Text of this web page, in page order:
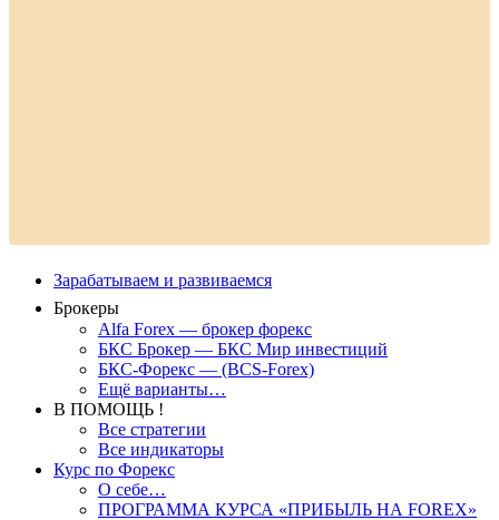
Зарабатываем и развиваемся
Брокеры
Alfa Forex — брокер форекс
БКС Брокер — БКС Мир инвестиций
БКС-Форекс — (BCS-Forex)
Ещё варианты…
В ПОМОЩЬ !
Все стратегии
Все индикаторы
Курс по Форекс
О себе…
ПРОГРАММА КУРСА «ПРИБЫЛЬ НА FOREX»